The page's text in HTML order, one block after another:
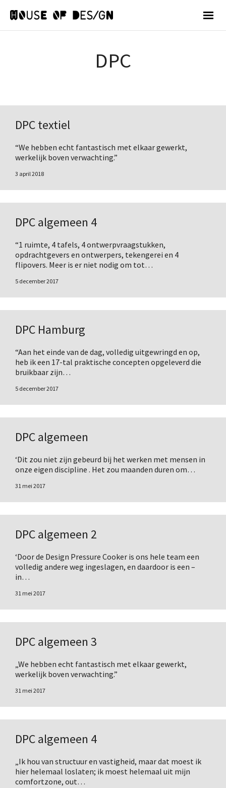
DPC
DPC textiel
“We hebben echt fantastisch met elkaar gewerkt,
werkelijk boven verwachting.”
3 april 2018
DPC algemeen 4
“1 ruimte, 4 tafels, 4 ontwerpvraagstukken,
opdrachtgevers en ontwerpers, tekengerei en 4
flipovers. Meer is er niet nodig om tot…
5 december 2017
DPC Hamburg
“Aan het einde van de dag, volledig uitgewringd en op,
heb ik een 17-tal praktische concepten opgeleverd die
bruikbaar zijn…
5 december 2017
DPC algemeen
‘Dit zou niet zijn gebeurd bij het werken met mensen in
onze eigen discipline . Het zou maanden duren om…
31 mei 2017
DPC algemeen 2
‘Door de Design Pressure Cooker is ons hele team een
volledig andere weg ingeslagen, en daardoor is een –
in…
31 mei 2017
DPC algemeen 3
„We hebben echt fantastisch met elkaar gewerkt,
werkelijk boven verwachting.”
31 mei 2017
DPC algemeen 4
„Ik hou van structuur en vastigheid, maar dat moest ik
hier helemaal loslaten; ik moest helemaal uit mijn
comfortzone, out…